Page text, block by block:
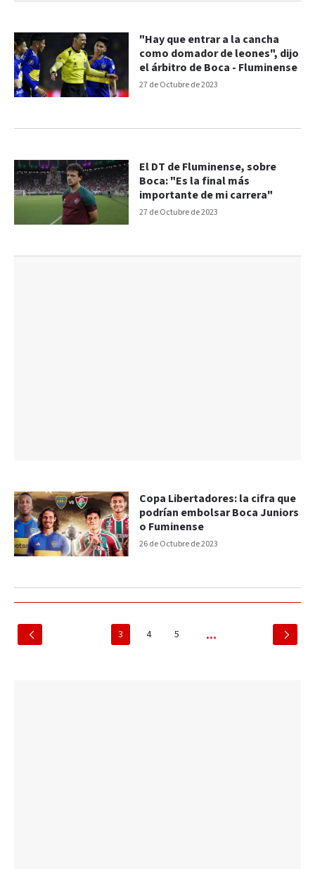
27 de Octubre de 2023
"Hay que entrar a la cancha
como domador de leones", dijo
el árbitro de Boca - Fluminense
27 de Octubre de 2023
El DT de Fluminense, sobre
Boca: "Es la final más
importante de mi carrera"
26 de Octubre de 2023
Copa Libertadores: la cifra que
podrían embolsar Boca Juniors
o Fuminense
3 4 5